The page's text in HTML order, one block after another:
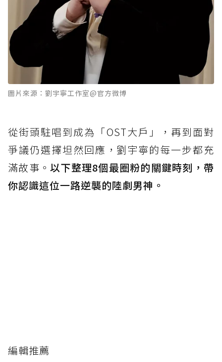
圖片來源：劉宇寧工作室@官方微博
從街頭駐唱到成為「OST大戶」，再到面對
爭議仍選擇坦然回應，劉宇寧的每一步都充
滿故事。以下整理8個最圈粉的關鍵時刻，帶
你認識這位一路逆襲的陸劇男神。
編輯推薦